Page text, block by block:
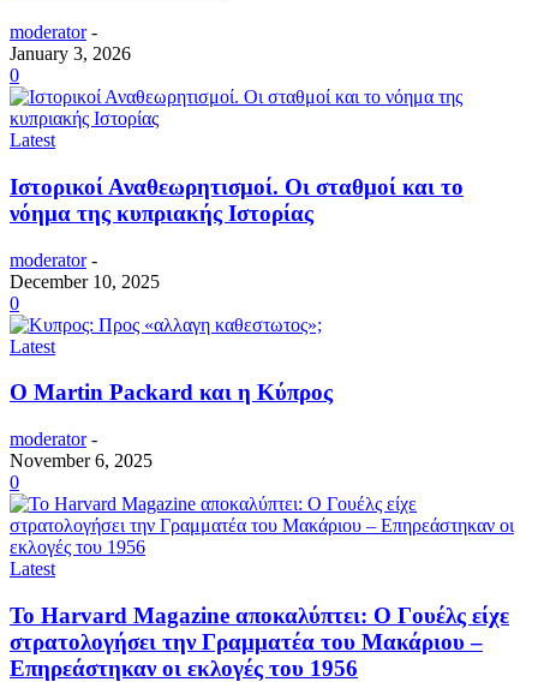
moderator -
January 3, 2026
0
Latest
Ιστορικοί Αναθεωρητισμοί. Οι σταθμοί και το
νόημα της κυπριακής Ιστορίας
moderator -
December 10, 2025
0
Latest
Ο Martin Packard και η Κύπρος
moderator -
November 6, 2025
0
Latest
Το Harvard Magazine αποκαλύπτει: Ο Γουέλς είχε
στρατολογήσει την Γραμματέα του Μακάριου –
Επηρεάστηκαν οι εκλογές του 1956